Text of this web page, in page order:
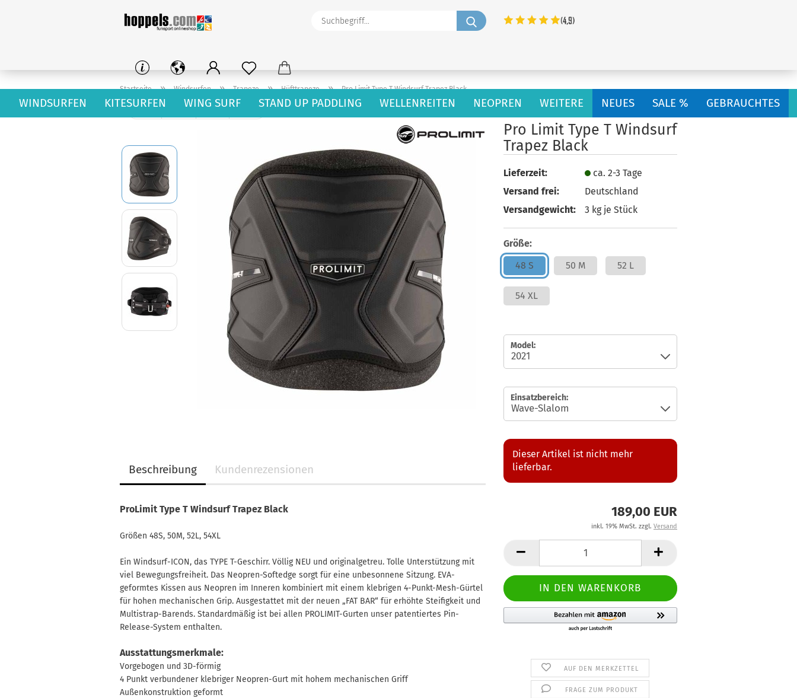
Suchbegriff...
WINDSURFEN KITESURFEN WING SURF STAND UP PADDLING WELLENREITEN NEOPREN NEUES SALE % GEBRAUCHTES
WEITERE
Startseite » Windsurfen » Trapeze » Hüfttrapeze » Pro Limit Type T Windsurf Trapez Black
Pro Limit Type T Windsurf
Trapez Black
Lieferzeit:
ca. 2-3 Tage
Versand frei:
Deutschland
Versandgewicht:
3 kg je Stück
Größe:
48 S
50 M 52 L
54 XL
Model:
Einsatzbereich:
Dieser Artikel ist nicht mehr
lieferbar.
189,00 EUR
inkl. 19% MwSt. zzgl. Versand
AUF DEN MERKZETTEL
FRAGE ZUM PRODUKT
Beschreibung Kundenrezensionen
ProLimit Type T Windsurf Trapez Black
Größen 48S, 50M, 52L, 54XL
Ein Windsurf-ICON, das TYPE T-Geschirr. Völlig NEU und originalgetreu. Tolle Unterstützung mit
viel Bewegungsfreiheit. Das Neopren-Softedge sorgt für eine unbesonnene Sitzung. EVA-
geformtes Kissen aus Neopren im Inneren kombiniert mit einem klebrigen 4-Punkt-Mesh-Gürtel
für hohen mechanischen Grip. Ausgestattet mit der neuen „FAT BAR“ für erhöhte Steifigkeit und
Multistrap-Barends. Standardmäßig ist bei allen PROLIMIT-Gurten unser patentiertes Pin-
Release-System enthalten.
Ausstattungsmerkmale:
Vorgebogen und 3D-förmig
4 Punkt verbundener klebriger Neopren-Gurt mit hohem mechanischen Griff
Außenkonstruktion geformt